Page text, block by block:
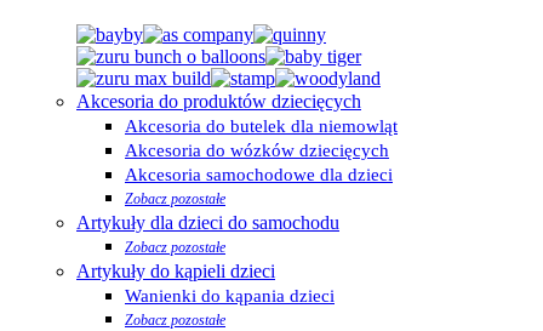
Akcesoria do produktów dziecięcych
Akcesoria do butelek dla niemowląt
Akcesoria do wózków dziecięcych
Akcesoria samochodowe dla dzieci
Zobacz pozostałe
Artykuły dla dzieci do samochodu
Zobacz pozostałe
Artykuły do kąpieli dzieci
Wanienki do kąpania dzieci
Zobacz pozostałe